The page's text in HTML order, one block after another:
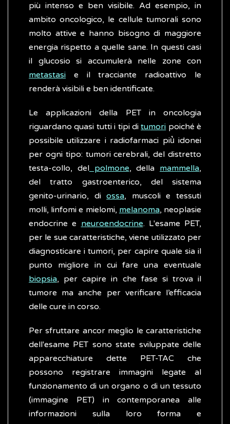
più intenso e ben visibile. Ad esempio, in
ambito oncologico, le cellule tumorali sono
molto attive e hanno bisogno di maggiore
energia rispetto a quelle sane. In questi casi
il glucosio si accumulerà nelle zone con
metastasi e il tracciante radioattivo le
renderà visibili e ben identificate.
Le applicazioni della PET in oncologia
riguardano quasi tutti i tipi ditumori poiché è
possibile utilizzare i radiofarmaci più̀ idonei
per ogni tipo: tumori cerebrali, del distretto
testa-collo, delpolmone, della mammella,
del tratto gastroenterico, del sistema
genito-urinario, diossa, muscoli e tessuti
molli, linfomi e mielomi, melanoma, neoplasie
endocrine e neuroendocrine. L'esame PET,
per le sue caratteristiche, viene utilizzato per
diagnosticare i tumori, per capire quale sia il
punto migliore in cui fare una eventuale
biopsia, per capire in che fase si trova il
tumore ma anche per verificare l’efficacia
delle cure in corso.
Per sfruttare ancor meglio le caratteristiche
dell'esame PET sono state sviluppate delle
apparecchiature dette PET-TAC che
possono registrare immagini legate al
funzionamento di un organo o di un tessuto
(immagine PET) in contemporanea alle
informazioni sulla loro forma e